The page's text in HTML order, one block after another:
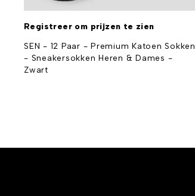
Registreer om prijzen te zien
SEN - 12 Paar - Premium Katoen Sokken
- Sneakersokken Heren & Dames -
Zwart